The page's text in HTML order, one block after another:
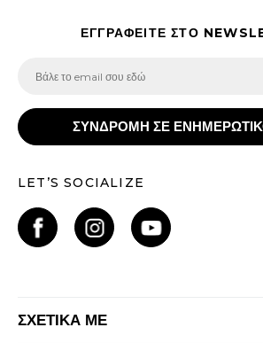
ΕΓΓΡΑΦΕΙΤΕ ΣΤΟ
ΣΥΝΔΡΟΜΗ ΣΕ
LET’S SOCIALIZE
ΣΧΕΤΙΚΑ ΜΕ